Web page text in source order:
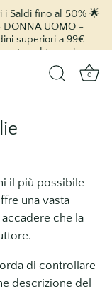
i Saldi fino al 50% 🌟
UOMO -
superiori a 99€
sul tuo primo
0
il più possibile
una vasta
che la
di controllare
descrizione del